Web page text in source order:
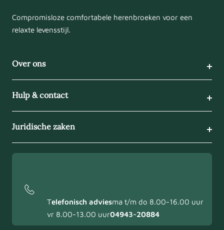
Compromisloze comfortabele herenbroeken voor een
relaxte levensstijl.
Over ons
Hulp & contact
Juridische zaken
Telefonisch adviesma t/m do 8.00-16.00 uur
vr 8.00-13.00 uur04943-20884